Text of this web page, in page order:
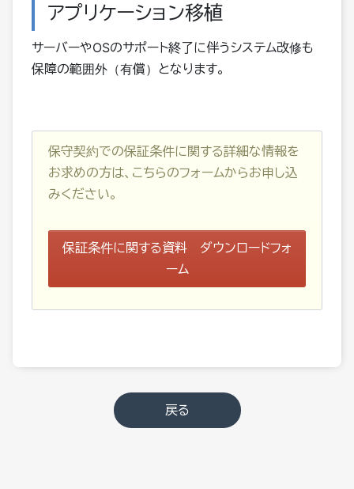
アプリケーション移植
サーバーやOSのサポート終了に伴うシステム改修も
保障の範囲外（有償）となります。
保守契約での保証条件に関する詳細な情報を
お求めの方は、こちらのフォームからお申し込
みください。
保証条件に関する資料 ダウンロードフォ
ーム
戻る